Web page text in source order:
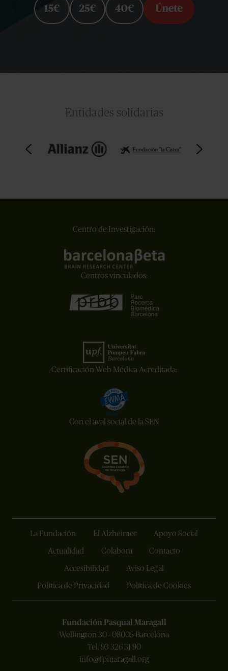
Entidades solidarias
Centro de Investigación:
Centros vinculados:
Certificación Web Médica Acreditada:
Con el aval social de la SEN
La Fundación El Alzheimer Apoyo Social
Actualidad Colabora Contacto
Accesibilidad Aviso Legal
Política de Privacidad Política de Cookies
Fundación Pasqual Maragall
Wellington 30 - 08005 Barcelona
Tel. 93 326 31 90
info@fpmaragall.org